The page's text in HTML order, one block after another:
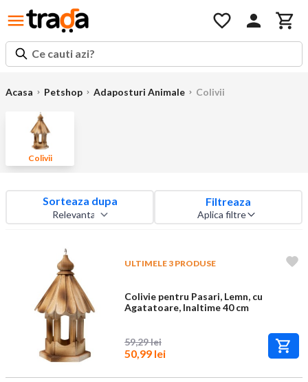
Ce cauti azi?
Acasa Petshop Adaposturi Animale Colivii
Colivii
Sorteaza dupa Filtreaza
Aplica filtre
ULTIMELE 3 PRODUSE
Colivie pentru Pasari, Lemn, cu
Agatatoare, Inaltime 40 cm
59,29 lei
50,99 lei